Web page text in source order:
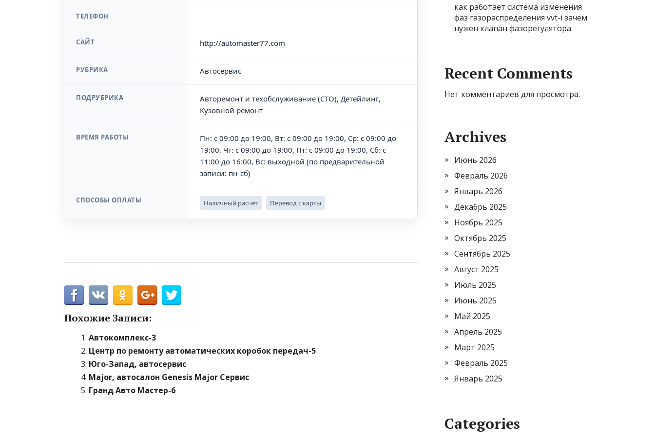
ТЕЛЕФОН
САЙТ http://automaster77.com
РУБРИКА Автосервис
ПОДРУБРИКА
Авторемонт и техобслуживание (СТО), Детейлинг,
Кузовной ремонт
ВРЕМЯ РАБОТЫ
Пн: с 09:00 до 19:00, Вт: с 09:00 до 19:00, Ср: с 09:00 до
19:00, Чт: с 09:00 до 19:00, Пт: с 09:00 до 19:00, Сб: с
11:00 до 16:00, Вс: выходной (по предварительной
записи: пн-сб)
СПОСОБЫ ОПЛАТЫ Наличный расчёт Перевод с карты
Похожие Записи:
Автокомплекс-3
Центр по ремонту автоматических коробок передач-5
Юго-Запад, автосервис
Major, автосалон Genesis Major Сервис
Гранд Авто Мастер-6
как работает система изменения
фаз газораспределения vvt-i зачем
нужен клапан фазорегулятора
Recent Comments
Нет комментариев для просмотра.
Archives
Июнь 2026
Февраль 2026
Январь 2026
Декабрь 2025
Ноябрь 2025
Октябрь 2025
Сентябрь 2025
Август 2025
Июль 2025
Июнь 2025
Май 2025
Апрель 2025
Март 2025
Февраль 2025
Январь 2025
Categories